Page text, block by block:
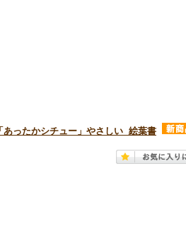
あったかシチュー」やさしい 絵葉書